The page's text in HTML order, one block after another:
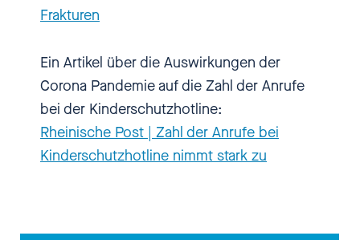
[00:01:38.460] - Nadia Kailouli
Du bist Teamleiter der
Kinderschutzhotline und darunter
damit auseinandergesetzt habe,
Frakturen
Ein Artikel über die Auswirkungen der
Corona Pandemie auf die Zahl der Anrufe
bei der Kinderschutzhotline:
Rheinische Post | Zahl der Anrufe bei
Kinderschutzhotline nimmt stark zu